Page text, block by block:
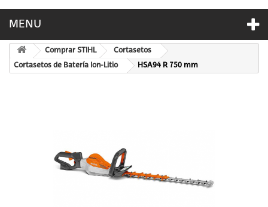
MENU
Comprar STIHL Cortasetos
Cortasetos de Batería Ion-Litio HSA94 R 750 mm